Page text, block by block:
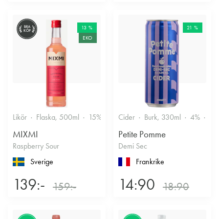
BRA
KÖP
13 %
EKO
Likör Flaska, 500ml 15% Annan likör
MIXMI
Raspberry Sour
Sverige
139:- 159:-
21 %
Cider Burk, 330ml 4%
Petite Pomme
Demi Sec
Frankrike
14:90 18:90